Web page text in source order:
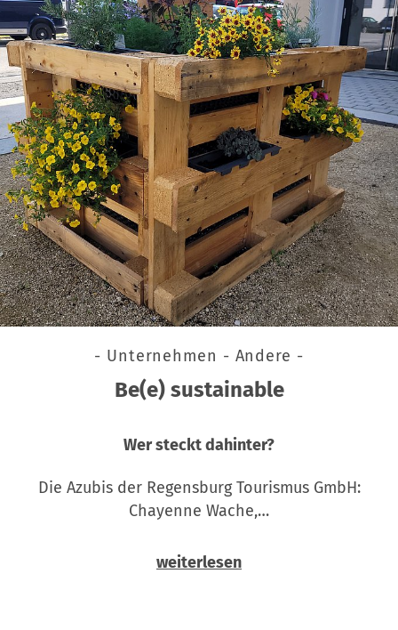
- Unternehmen - Andere -
Be(e) sustainable
Wer steckt dahinter?
Die Azubis der Regensburg Tourismus GmbH:
Chayenne Wache,…
weiterlesen